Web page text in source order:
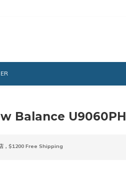
Balance U9060PH
，$1200 Free Shipping